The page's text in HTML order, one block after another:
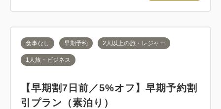
食事なし 早期予約 2人以上の旅・レジャー
1人旅・ビジネス
【早期割7日前／5%オフ】早期予約割
引プラン（素泊り）